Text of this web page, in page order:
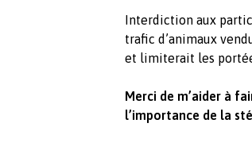
Interdiction aux
trafic d’animaux
et limiterait les
Merci de m’aider à
l’importance de la